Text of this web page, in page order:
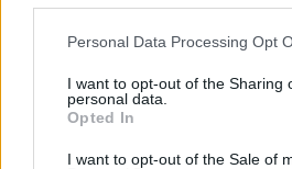
Please note that this website/app
not limited to your visit or usage
grant or deny consent to Google
use your data for below specified
consent section.
Personal Data Processing Opt
I want to opt-out of the Sharing
personal data.
Opted In
I want to opt-out of the Sale of
Ricevi le
daGoogle
Condividi l'articolo